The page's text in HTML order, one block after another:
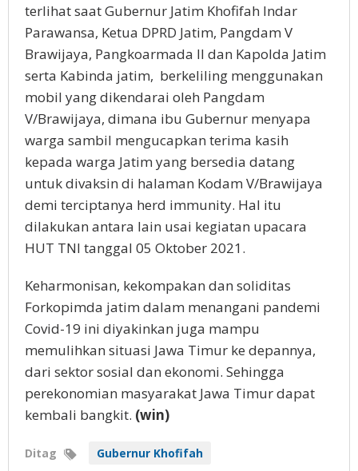
terlihat saat Gubernur Jatim Khofifah Indar
Parawansa, Ketua DPRD Jatim, Pangdam V
Brawijaya, Pangkoarmada II dan Kapolda Jatim
serta Kabinda jatim, berkeliling menggunakan
mobil yang dikendarai oleh Pangdam
V/Brawijaya, dimana ibu Gubernur menyapa
warga sambil mengucapkan terima kasih
kepada warga Jatim yang bersedia datang
untuk divaksin di halaman Kodam V/Brawijaya
demi terciptanya herd immunity. Hal itu
dilakukan antara lain usai kegiatan upacara
HUT TNI tanggal 05 Oktober 2021.
Keharmonisan, kekompakan dan soliditas
Forkopimda jatim dalam menangani pandemi
Covid-19 ini diyakinkan juga mampu
memulihkan situasi Jawa Timur ke depannya,
dari sektor sosial dan ekonomi. Sehingga
perekonomian masyarakat Jawa Timur dapat
kembali bangkit. (win)
Ditag Gubernur Khofifah